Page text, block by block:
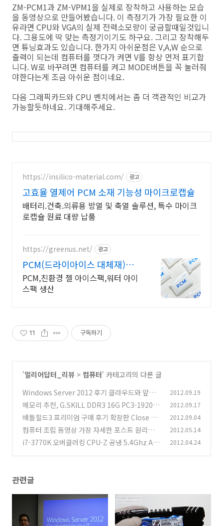
ZM-PCM1과 ZM-VPM1을 실제로 장착하고 사용하는 모습
을 동영상으로 만들어봤습니다. 이 측정기가 가장 필요한 이
유라면 CPU와 VGA의 실제 전력소모량이 궁금할때일것입니
다. 그용도에 딱 맞는 측정기이기도 하구요. 그리고 장착해두
면 튜닝효과도 있습니다. 한가지 아쉬운점은 V,A,W 순으로
출력이 되는데 컴퓨터를 껏다가 켜면 V를 항상 먼저 표기합
니다. W로 바꾸려면 컴퓨터를 켜고 MODE버튼을 꼭 눌러줘
야한다는게 조금 아쉬운 점이네요.
다음 그래픽카드와 CPU 벤치에서는 좀 더 객관적인 비교가
가능할듯하네요. 기대해주세요.
https://insilico-material.com/ 광고
고효율 열제어 PCM 소재 기능성 마이크로캡슐
배터리.건축.의류용 방열 및 축열 솔루션, 특수 마이크
로캡슐 원료 대량 납품
https://greenus.net/ 광고
PCM(드라이아이스 대체재)
OEM, 대량구매 가능
PCM,친환경 젤 아이스팩,워터 아이
스팩 생산
11 구독하기
'얼리어답터_리뷰 > 컴퓨터' 카테고리의 다른 글
Windows Server 2012 후기 클라우드와 앞으
로 미래
(4)
2012.09.19
메모리 추천, G.SKILL DDR3 16G PC3-19200
CL10 RIPJAWS ZH (4Gx4) 티뮤정품
(16)
2012.09.17
배틀필드3 프리미엄 구매 후기 확장판 Close Qu
arters
(13)
2012.09.04
컴퓨터 조립 동영상 가장 자세한 포스트 원리를
배우자 (180)
2012.05.14
i7-3770K 오버클러킹 CPU-Z 공냉 5.4Ghz AS
2012.04.24
관련글